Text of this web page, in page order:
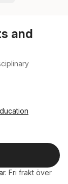
and
. Fri frakt över